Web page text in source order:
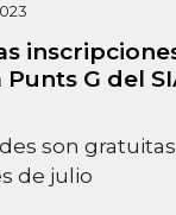
G del
son
de julio